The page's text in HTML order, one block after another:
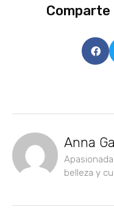
Comparte
Anna
belleza y